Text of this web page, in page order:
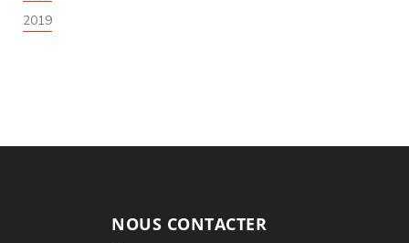
2019
NOUS CONTACTER